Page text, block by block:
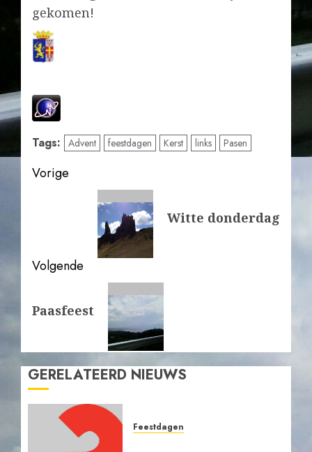
gekomen!
Tags: Advent feestdagen Kerst links Pasen
Bericht
navigatie
Vorige
Witte donderdag
Volgende
bericht:
Paasfeest
GERELATEERD NIEUWS
Feestdagen